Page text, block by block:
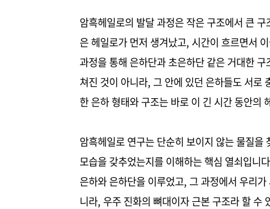
암흑헤일로의 발달 과정은 작은 구조에서 큰
은 헤일로가 먼저 생겨났고, 시간이 흐르면서
과정을 통해 은하단과 초은하단 같은 거대한
쳐진 것이 아니라, 그 안에 있던 은하들도 서로
한 은하 형태와 구조는 바로 이 긴 시간 동안의
암흑헤일로 연구는 단순히 보이지 않는 물질
모습을 갖추었는지를 이해하는 핵심 열쇠입니
은하와 은하단을 이루었고, 그 과정에서 우리
니라, 우주 진화의 뼈대이자 근본 구조라 할 수